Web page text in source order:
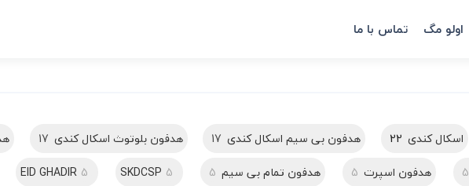
اولو مگ تماس با ما
اسکال کندی 22 هدفون بی سیم اسکال کندی 17 هدفون بلوتوث اسکال کندی 17
5 هدفون اسپرت 5 هدفون تمام بی سیم 5
SKDCSP 5
EID GHADIR 5